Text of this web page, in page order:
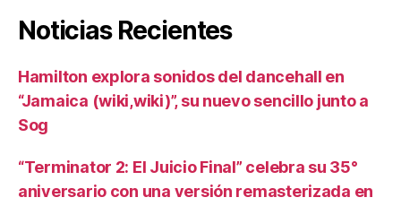
Noticias Recientes
Hamilton explora sonidos del dancehall en
“Jamaica (wiki,wiki)”, su nuevo sencillo junto a
Sog
“Terminator 2: El Juicio Final” celebra su 35°
aniversario con una versión remasterizada en